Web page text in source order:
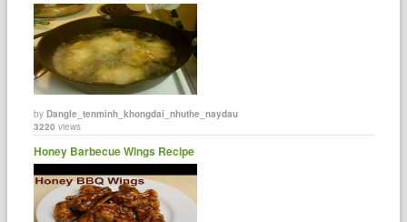
byDangle_tenminh_khongdai_nhuthe_naydau
3220 views
Honey Barbecue Wings Recipe